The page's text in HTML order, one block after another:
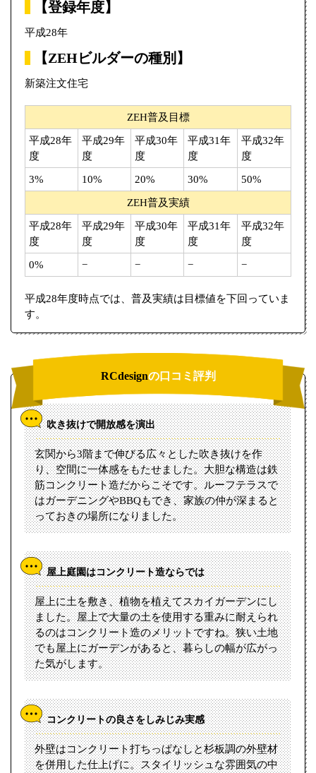
【登録年度】
平成28年
【ZEHビルダーの種別】
新築注文住宅
ZEH普及目標
平成28年
度
平成29年
度
平成30年
度
平成31年
度
平成32年
度
3% 10% 20% 30% 50%
ZEH普及実績
平成28年
度
平成29年
度
平成30年
度
平成31年
度
平成32年
度
0% − − − −
平成28年度時点では、普及実績は目標値を下回っていま
す。
RCdesignの口コミ評判
吹き抜けで開放感を演出
玄関から3階まで伸びる広々とした吹き抜けを作
り、空間に一体感をもたせました。大胆な構造は鉄
筋コンクリート造だからこそです。ルーフテラスで
はガーデニングやBBQもでき、家族の仲が深まると
っておきの場所になりました。
屋上庭園はコンクリート造ならでは
屋上に土を敷き、植物を植えてスカイガーデンにし
ました。屋上で大量の土を使用する重みに耐えられ
るのはコンクリート造のメリットですね。狭い土地
でも屋上にガーデンがあると、暮らしの幅が広がっ
た気がします。
コンクリートの良さをしみじみ実感
外壁はコンクリート打ちっぱなしと杉板調の外壁材
を併用した仕上げに。スタイリッシュな雰囲気の中